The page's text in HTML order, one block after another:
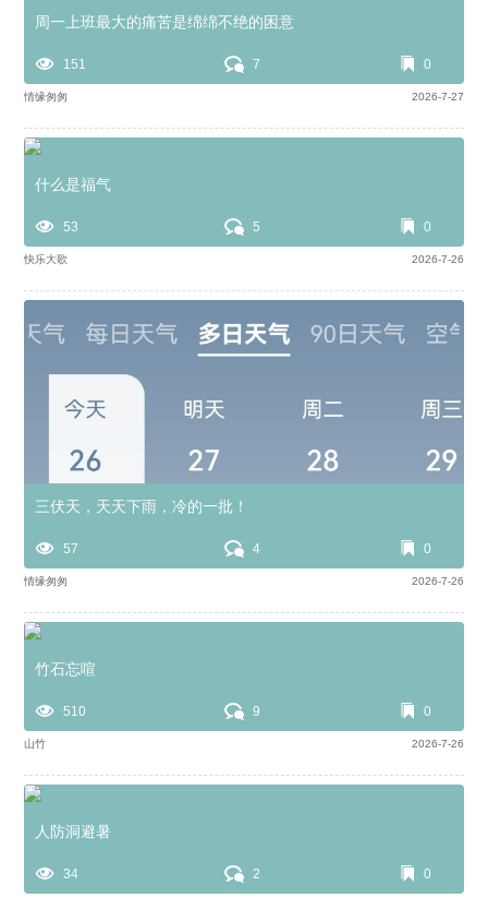
周一上班最大的痛苦是绵绵不绝的困意
151 7 0
情缘匆匆 2026-7-27
什么是福气
53 5 0
快乐大歌 2026-7-26
三伏天，天天下雨，冷的一批！
57 4 0
情缘匆匆 2026-7-26
竹石忘喧
510 9 0
山竹 2026-7-26
人防洞避暑
34 2 0